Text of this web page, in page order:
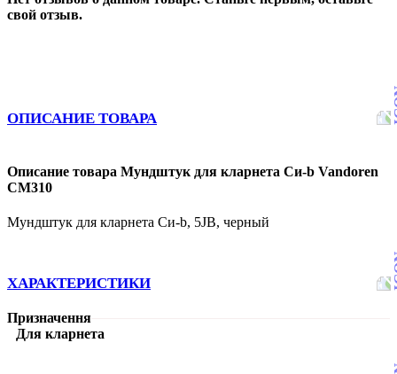
свой отзыв.
ОПИСАНИЕ ТОВАРА
Описание товара Мундштук для кларнета Си-b Vandoren
CM310
Мундштук для кларнета Си-b, 5JB, черный
ХАРАКТЕРИСТИКИ
Призначення
Для кларнета